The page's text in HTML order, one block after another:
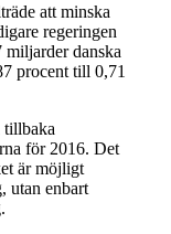
att minska
regeringen
miljarder danska
procent till 0,71
tillbaka
för 2016. Det
är möjligt
utan enbart